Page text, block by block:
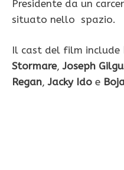
Presidente da un
situato nello spazio.
Il cast del film include
Stormare,Joseph
Regan,Jacky Ido e